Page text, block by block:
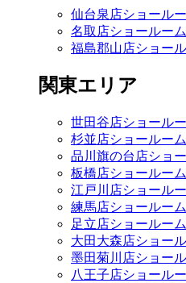
仙台泉店ショール
名取店ショールーム
福島郡山店ショー
関東エリア
世田谷店ショール
杉並店ショールーム
品川旗の台店ショ
板橋店ショールーム
江戸川店ショール
練馬店ショールーム
足立店ショールーム
大田大森店ショー
墨田菊川店ショー
八王子店ショール